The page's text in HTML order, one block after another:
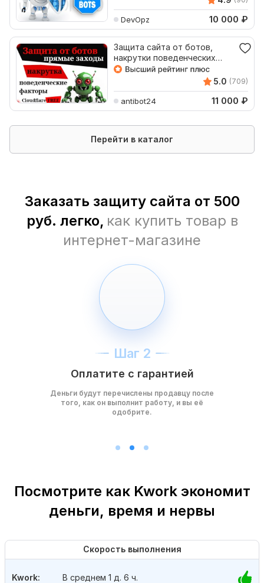
DevOpz 10 000 ₽
Защита сайта от ботов,
накрутки поведенческих
факторов, прямые заходы
5.0 (709)
antibot24 11 000 ₽
Перейти в каталог
Заказать защиту сайта от 500
руб. легко, как купить товар в
интернет-магазине
Шаг 2
Оплатите с гарантией
Деньги будут перечислены продавцу после
того, как он выполнит работу, и вы её
одобрите.
Посмотрите как Kwork экономит
деньги, время и нервы
Скорость выполнения
Kwork: В среднем 1 д. 6 ч.